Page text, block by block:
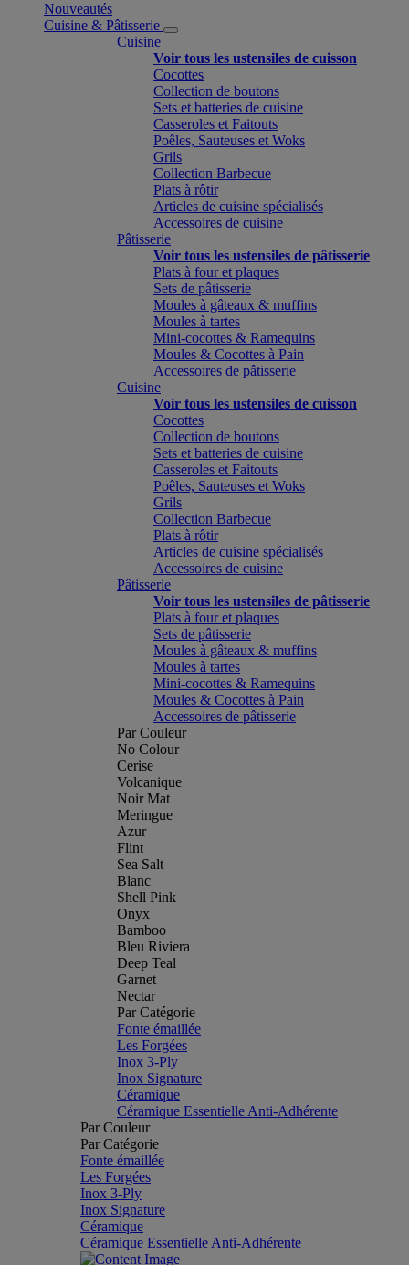
Nouveautés
Cuisine & Pâtisserie
Cuisine
Voir tous les ustensiles de cuisson
Cocottes
Collection de boutons
Sets et batteries de cuisine
Casseroles et Faitouts
Poêles, Sauteuses et Woks
Grils
Collection Barbecue
Plats à rôtir
Articles de cuisine spécialisés
Accessoires de cuisine
Pâtisserie
Voir tous les ustensiles de pâtisserie
Plats à four et plaques
Sets de pâtisserie
Moules à gâteaux & muffins
Moules à tartes
Mini-cocottes & Ramequins
Moules & Cocottes à Pain
Accessoires de pâtisserie
Cuisine
Voir tous les ustensiles de cuisson
Cocottes
Collection de boutons
Sets et batteries de cuisine
Casseroles et Faitouts
Poêles, Sauteuses et Woks
Grils
Collection Barbecue
Plats à rôtir
Articles de cuisine spécialisés
Accessoires de cuisine
Pâtisserie
Voir tous les ustensiles de pâtisserie
Plats à four et plaques
Sets de pâtisserie
Moules à gâteaux & muffins
Moules à tartes
Mini-cocottes & Ramequins
Moules & Cocottes à Pain
Accessoires de pâtisserie
Par Couleur
No Colour
Cerise
Volcanique
Noir Mat
Meringue
Azur
Flint
Sea Salt
Blanc
Shell Pink
Onyx
Bamboo
Bleu Riviera
Deep Teal
Garnet
Nectar
Par Catégorie
Fonte émaillée
Les Forgées
Inox 3-Ply
Inox Signature
Céramique
Céramique Essentielle Anti-Adhérente
Par Couleur
Par Catégorie
Fonte émaillée
Les Forgées
Inox 3-Ply
Inox Signature
Céramique
Céramique Essentielle Anti-Adhérente